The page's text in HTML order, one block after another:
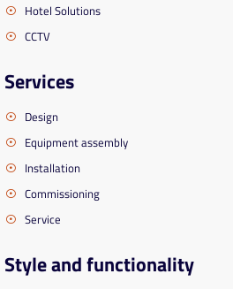
Hotel Solutions
CCTV
Services
Design
Equipment assembly
Installation
Commissioning
Service
Style and functionality